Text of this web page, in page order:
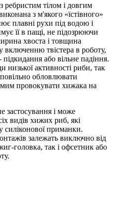
з ребристим тілом і довгим
з м'якого «їстівного»
плавні рухи під водою і
її в пащі, не підозрюючи
хвоста і товщина
включенню твістера в роботу,
або вільне падіння.
низької активності риби, так
обловлювати
провокувати хижака на
застосування і може
видів хижих риб, які
силіконової приманки.
залежать виключно від
головка, так і офсетник або